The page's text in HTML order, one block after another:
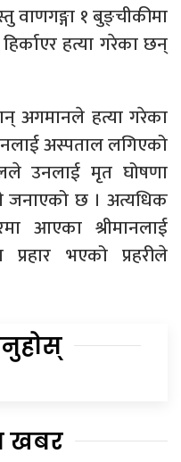
१ बुङ्चीकीमा
हत्या गरेका छन्
अगमानले हत्या गरेका
अस्पताल लगिएको
उनलाई मृत घोषणा
जनाएको छ । अत्यधिक
आएका श्रीमानलाई
प्रहार भएको प्रहरीले
खबर